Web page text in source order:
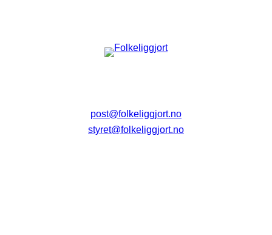
post@folkeliggjort.no
styret@folkeliggjort.no